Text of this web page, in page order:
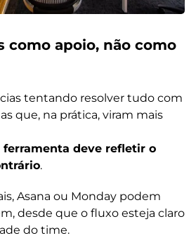
como apoio, não como
tentando resolver tudo com
que, na prática, viram mais
ferramenta deve refletir o
.
Asana ou Monday podem
desde que o fluxo esteja claro
do time.